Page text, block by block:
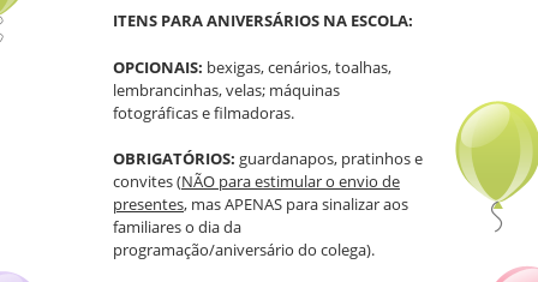
ITENS PARA ANIVERSÁRIOS NA ESCOLA:
OPCIONAIS: bexigas, cenários, toalhas,
lembrancinhas, velas; máquinas
fotográficas e filmadoras.
OBRIGATÓRIOS: guardanapos, pratinhos e
convites (NÃO para estimular o envio de
presentes, mas APENAS para sinalizar aos
familiares o dia da
programação/aniversário do colega).